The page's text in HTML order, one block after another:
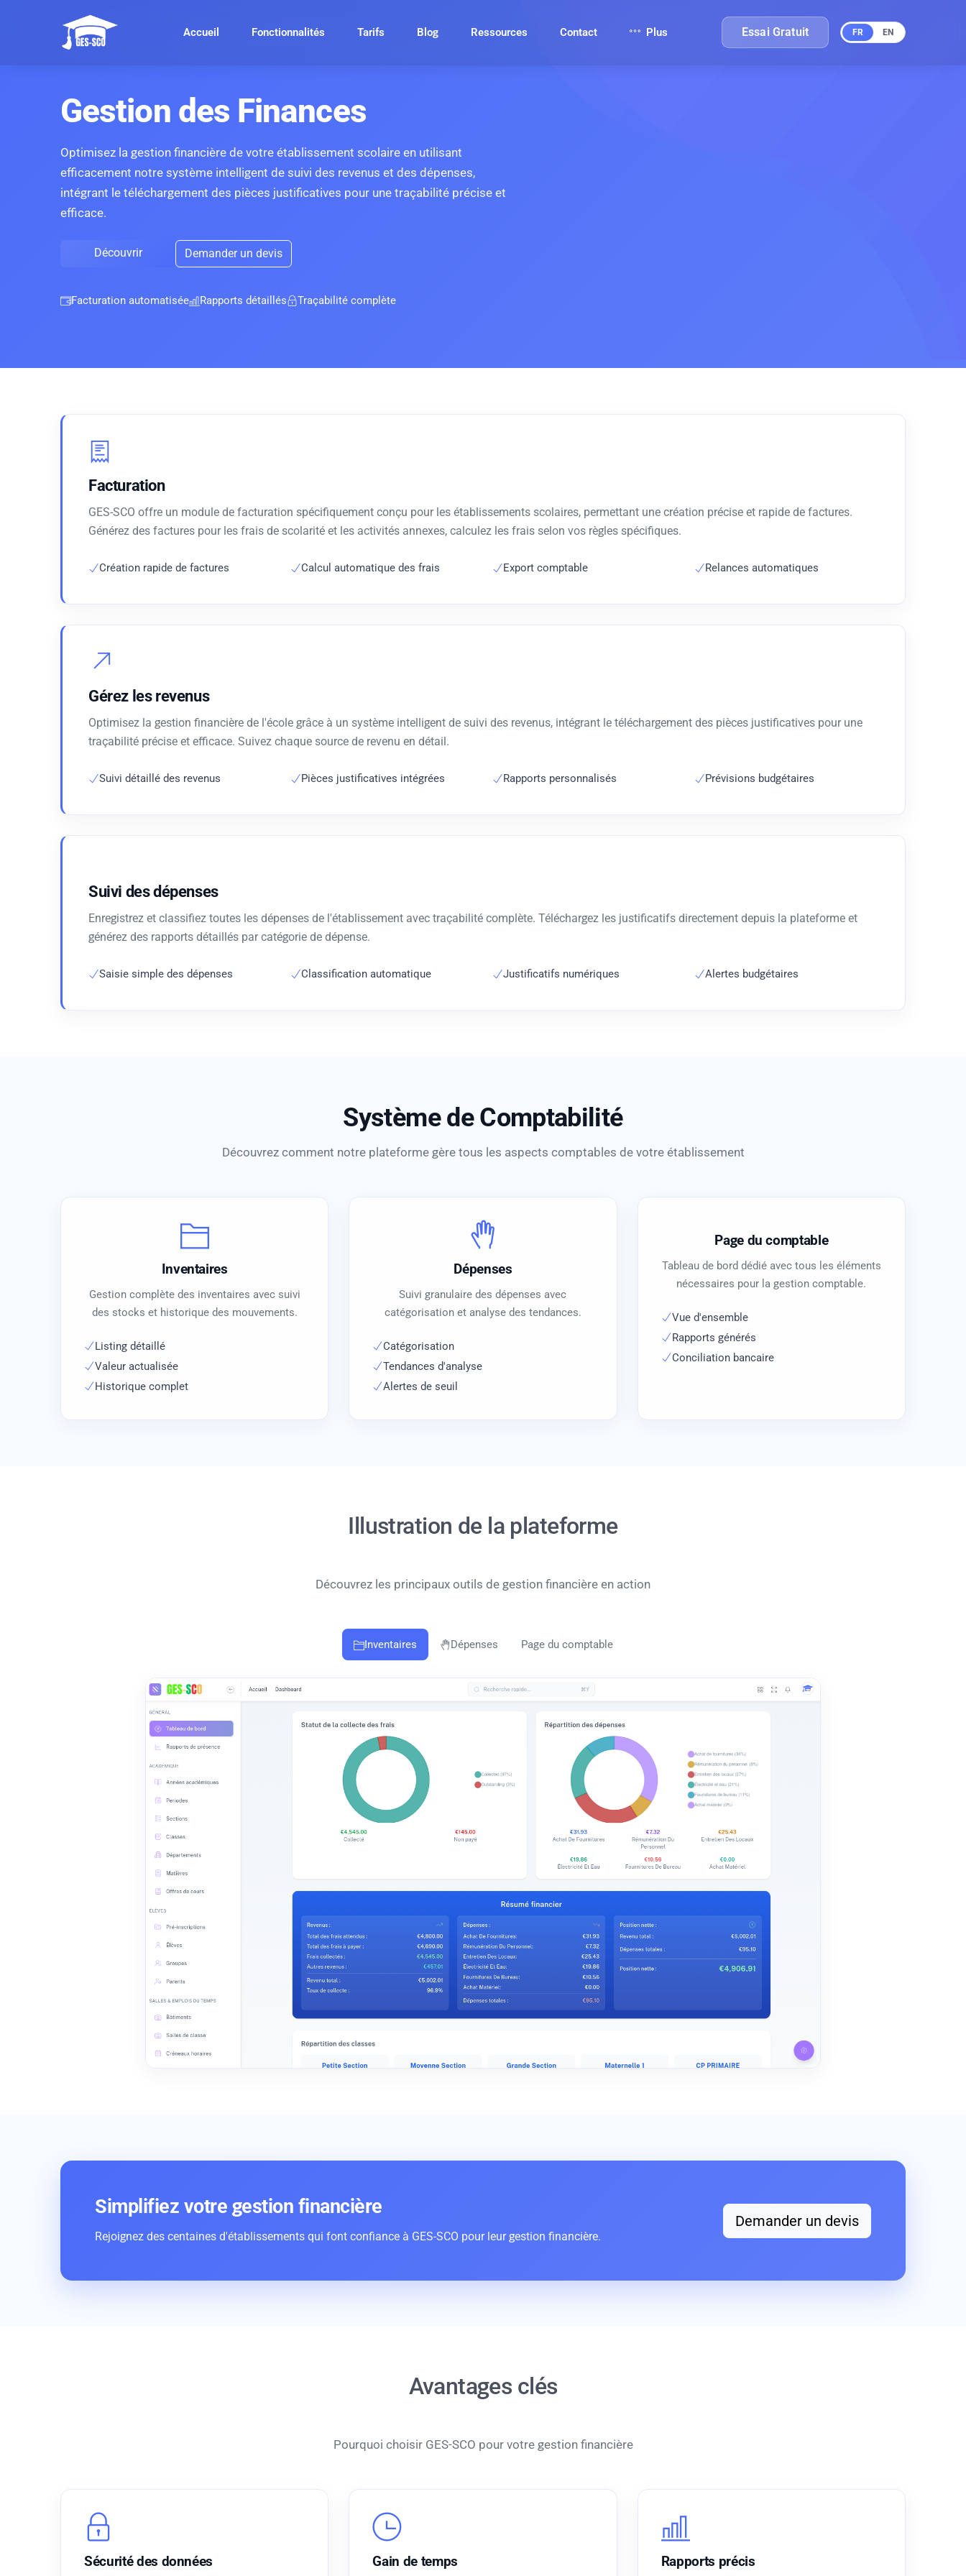
Accueil Fonctionnalités Tarifs Blog Ressources Contact Plus Essai Gratuit FR EN
Gestion des Finances
Optimisez la gestion financière de votre établissement scolaire en utilisant
efficacement notre système intelligent de suivi des revenus et des dépenses,
intégrant le téléchargement des pièces justificatives pour une traçabilité précise et
efficace.
Découvrir Demander un devis
Facturation automatisée Rapports détaillés Traçabilité complète
Facturation
GES-SCO offre un module de facturation spécifiquement conçu pour les établissements scolaires, permettant une création précise et rapide de factures.
Générez des factures pour les frais de scolarité et les activités annexes, calculez les frais selon vos règles spécifiques.
Création rapide de factures Calcul automatique des frais Export comptable Relances automatiques
Gérez les revenus
Optimisez la gestion financière de l'école grâce à un système intelligent de suivi des revenus, intégrant le téléchargement des pièces justificatives pour une
traçabilité précise et efficace. Suivez chaque source de revenu en détail.
Suivi détaillé des revenus Pièces justificatives intégrées Rapports personnalisés Prévisions budgétaires
Suivi des dépenses
Enregistrez et classifiez toutes les dépenses de l'établissement avec traçabilité complète. Téléchargez les justificatifs directement depuis la plateforme et
générez des rapports détaillés par catégorie de dépense.
Saisie simple des dépenses Classification automatique Justificatifs numériques Alertes budgétaires
Système de Comptabilité
Découvrez comment notre plateforme gère tous les aspects comptables de votre établissement
Inventaires
Gestion complète des inventaires avec suivi
des stocks et historique des mouvements.
Listing détaillé
Valeur actualisée
Historique complet
Dépenses
Suivi granulaire des dépenses avec
catégorisation et analyse des tendances.
Catégorisation
Tendances d'analyse
Alertes de seuil
Page du comptable
Tableau de bord dédié avec tous les éléments
nécessaires pour la gestion comptable.
Vue d'ensemble
Rapports générés
Conciliation bancaire
Illustration de la plateforme
Découvrez les principaux outils de gestion financière en action
Inventaires Dépenses Page du comptable
Simplifiez votre gestion financière
Rejoignez des centaines d'établissements qui font confiance à GES-SCO pour leur gestion financière.
Demander un devis
Avantages clés
Pourquoi choisir GES-SCO pour votre gestion financière
Sécurité des données Gain de temps Rapports précis